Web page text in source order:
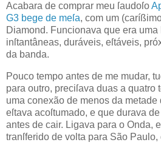
Acabara de comprar meu ſaudoſo
G3 bege de meſa, com um
Diamond. Funcionava que era
inſtantâneas, duráveis, eſtáveis,
da banda.
Pouco tempo antes de me mudar,
para outro, preciſava duas a quatro
uma conexão de menos da
eſtava acoſtumado, e que durava
antes de cair. Ligava para o Onda,
tranſferido de volta para São Paulo,